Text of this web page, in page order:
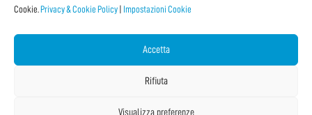
Cookie. Privacy & Cookie Policy Impostazioni Cookie
Accetta
Rifiuta
Visualizza preferenze
CONDIVIDI QUESTA PAGINA!
Facebook